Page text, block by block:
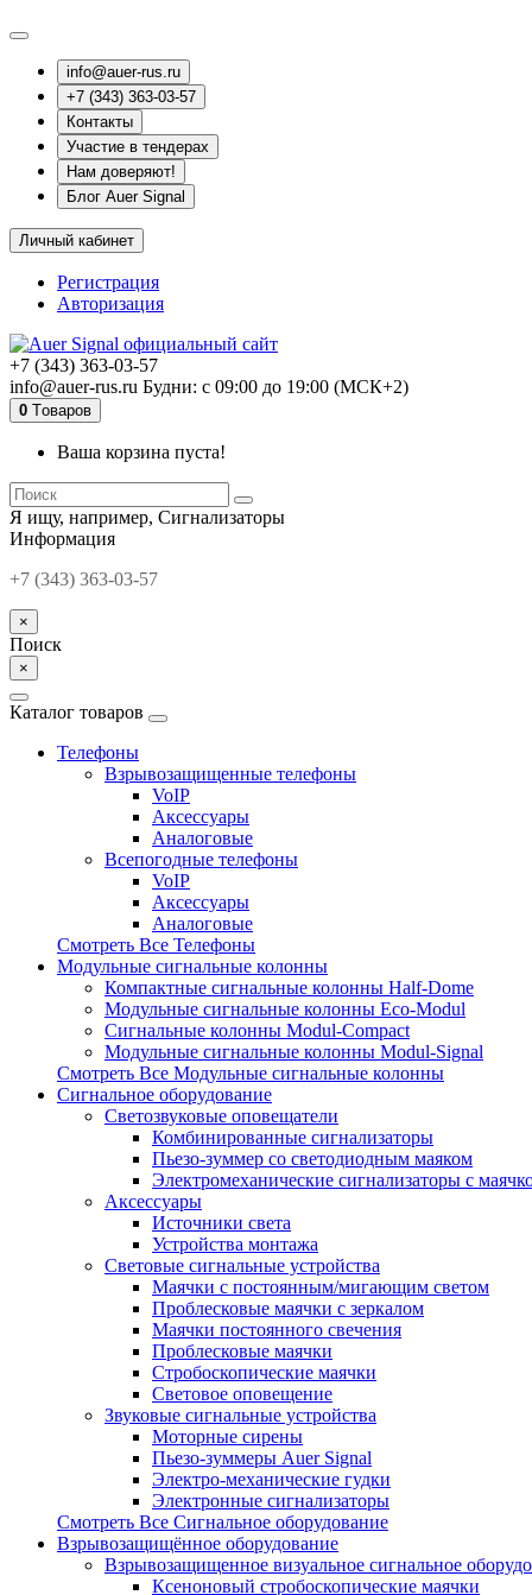
info@auer-rus.ru
+7 (343) 363-03-57
Контакты
Участие в тендерах
Нам доверяют!
Блог Auer Signal
Личный кабинет
Регистрация
Авторизация
+7 (343) 363-03-57
info@auer-rus.ru Будни: с 09:00 до 19:00 (МСК+2)
0 Tоваров
Ваша корзина пуста!
Я ищу, например, Сигнализаторы
Информация
+7 (343) 363-03-57
×
Поиск
×
Каталог товаров
Телефоны
Взрывозащищенные телефоны
VoIP
Аксессуары
Аналоговые
Всепогодные телефоны
VoIP
Аксессуары
Аналоговые
Смотреть Все Телефоны
Модульные сигнальные колонны
Компактные сигнальные колонны Half-Dome
Модульные сигнальные колонны Eco-Modul
Сигнальные колонны Modul-Compact
Модульные сигнальные колонны Modul-Signal
Смотреть Все Модульные сигнальные колонны
Сигнальное оборудование
Светозвуковые оповещатели
Комбинированные сигнализаторы
Пьезо-зуммер со светодиодным маяком
Электромеханические сигнализаторы с
Аксессуары
Источники света
Устройства монтажа
Световые сигнальные устройства
Маячки с постоянным/мигающим светом
Проблесковые маячки с зеркалом
Маячки постоянного свечения
Проблесковые маячки
Стробоскопические маячки
Световое оповещение
Звуковые сигнальные устройства
Моторные сирены
Пьезо-зуммеры Auer Signal
Электро-механические гудки
Электронные сигнализаторы
Смотреть Все Сигнальное оборудование
Взрывозащищённое оборудование
Взрывозащищенное визуальное сигнальное
Ксеноновый стробоскопические маячки